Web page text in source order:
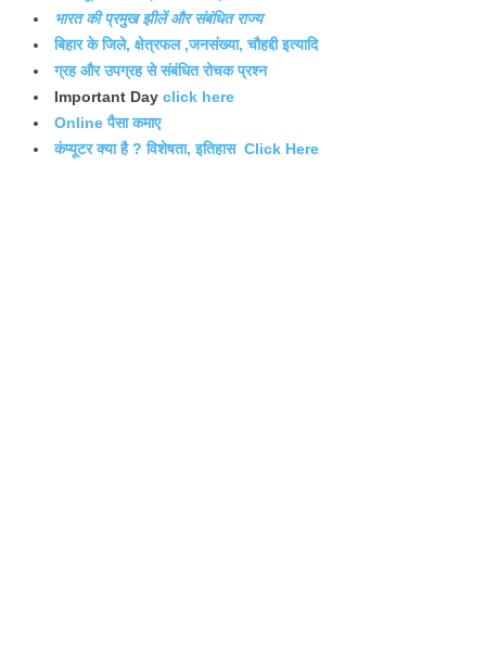
भारत की प्रमुख झीलें और संबंधित राज्य
बिहार के जिले, क्षेत्रफल ,जनसंख्या, चौहद्दी इत्यादि
ग्रह और उपग्रह से संबंधित रोचक प्रश्न
Important Day click here
Online पैसा कमाए
कंप्यूटर क्या है ? विशेषता, इतिहास Click Here